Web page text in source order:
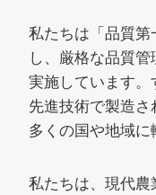
私たちは「品質
し、厳格な品質
実施しています。
先進技術で製造さ
多くの国や地域に
私たちは、現代